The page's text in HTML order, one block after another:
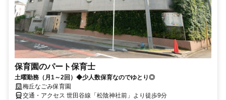
保育園のパート保育士
土曜勤務（月1～2回）◆少人数保育なのでゆとり◎
梅丘なごみ保育園
交通・アクセス 世田谷線「松陰神社前」より徒歩9分